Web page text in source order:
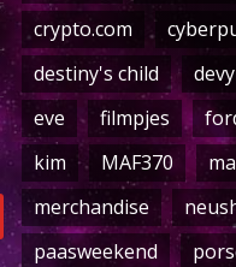
crypto.com
destiny's child
eve
filmpjes
kim
MAF370
merchandise
paasweekend